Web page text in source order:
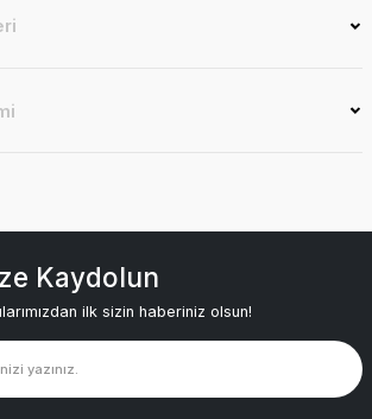
Kaydolun
ilk sizin haberiniz olsun!